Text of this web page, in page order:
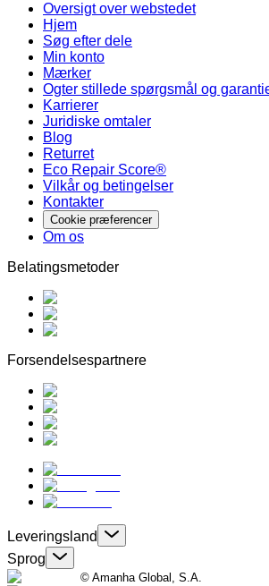
Oversigt over webstedet
Hjem
Søg efter dele
Min konto
Mærker
Ogter stillede spørgsmål og
Karrierer
Juridiske omtaler
Blog
Returret
Eco Repair Score®
Vilkår og betingelser
Kontakter
Cookie præferencer
Om os
Belatingsmetoder
Forsendelsespartnere
Leveringsland
Sprog
© Amanha Global, S.A.